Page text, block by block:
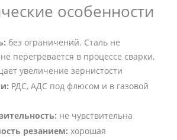
особенности
без ограничений. Сталь не
перегревается в процессе сварки,
увеличение зернистости
РДС, АДС под флюсом и в газовой
не чувствительна
резанием: хорошая